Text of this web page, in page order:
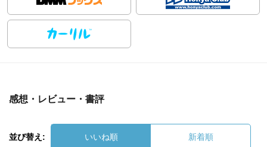
感想・レビュー・書評
並び替え: いいね順 新着順